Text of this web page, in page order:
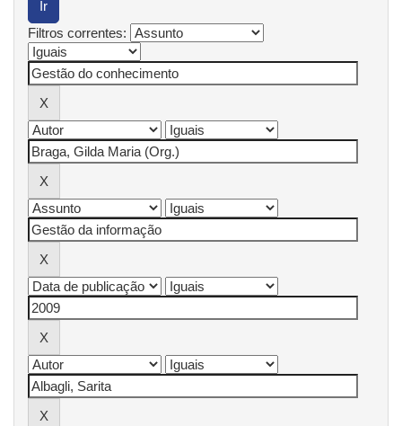
Filtros correntes: